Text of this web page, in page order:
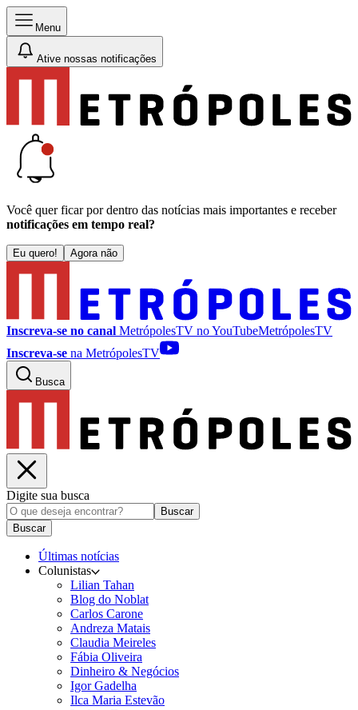
Menu
Ative nossas notificações
Você quer ficar por dentro das notícias mais importantes e receber
notificações em tempo real?
Eu quero! Agora não
Inscreva-se no canal MetrópolesTV noYouTubeMetrópolesTV
Inscreva-se na MetrópolesTV
Busca
Digite sua busca
Buscar
Buscar
Últimas notícias
Colunistas
Lilian Tahan
Blog do Noblat
Carlos Carone
Andreza Matais
Claudia Meireles
Fábia Oliveira
Dinheiro & Negócios
Igor Gadelha
Ilca Maria Estevão